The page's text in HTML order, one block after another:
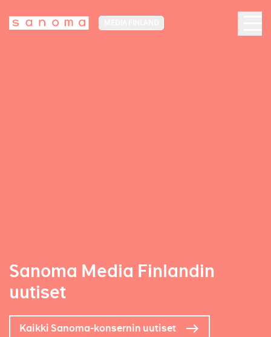
Sanoma Media Finlandin
uutiset
Kaikki Sanoma-konsernin uutiset